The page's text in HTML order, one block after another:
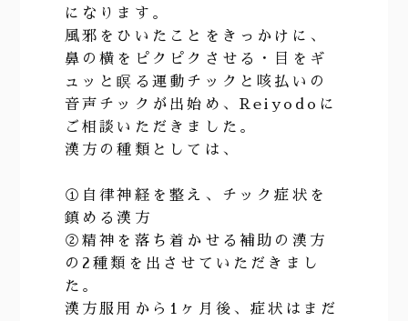
になります。
風邪をひいたことをきっかけに、
鼻の横をピクピクさせる・目をギ
ュッと瞑る運動チックと咳払いの
音声チックが出始め、Reiyodoに
ご相談いただきました。
漢方の種類としては、
①自律神経を整え、チック症状を
鎮める漢方
②精神を落ち着かせる補助の漢方
の2種類を出させていただきまし
た。
漢方服用から1ヶ月後、症状はまだ